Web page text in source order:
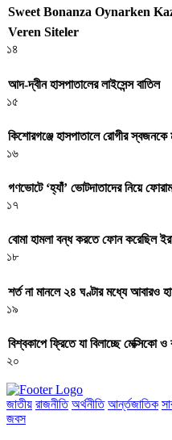
Sweet Bonanza Oynarken
Veren Siteler
১৪
আদ-দ্বীন হাসপাতালের লাইসেন্স বাতিল
১৫
কিশোরগঞ্জে হাসপাতালে রোগীর
১৬
গণভোটে ‘হ্যাঁ’ ভোটদাতাদের নিয়ে
১৭
বোমা হামলা বন্ধ করতে ফোন করেছিল
১৮
শর্ত না মানলে ২৪ ঘণ্টার মধ্যে আবারও
১৯
বিশ্বকাপে ফ্রিতে যা বিলাচ্ছে মেক্সিকো ও
২০
জাতীয় রাজনীতি অর্থনীতি আর্ন্তজাতিক
জবস